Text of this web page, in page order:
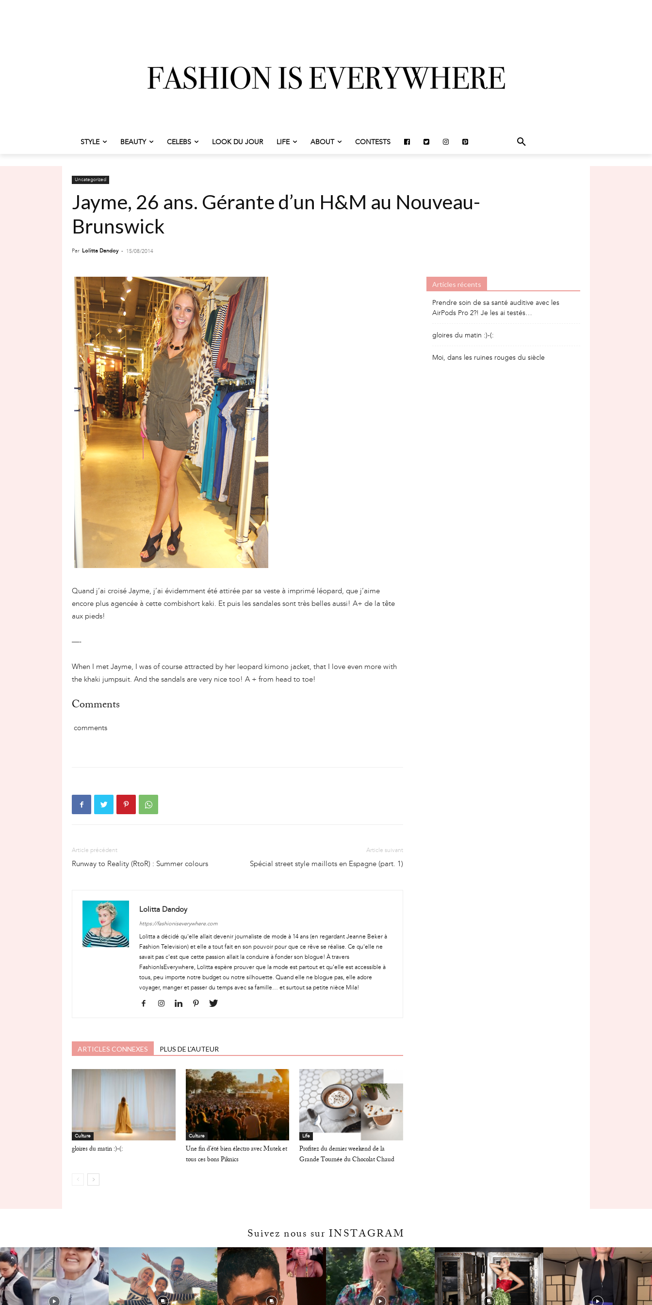
STYLE BEAUTY CELEBS LOOK DU JOUR LIFE ABOUT CONTESTS
Uncategorized
Jayme, 26 ans. Gérante d’un H&M au Nouveau-
Brunswick
Par Lolitta Dandoy - 15/08/2014
Quand j’ai croisé Jayme, j’ai évidemment été attirée par sa veste à imprimé léopard, que j’aime
encore plus agencée à cette combishort kaki. Et puis les sandales sont très belles aussi! A+ de la tête
aux pieds!
—-
When I met Jayme, I was of course attracted by her leopard kimono jacket, that I love even more with
the khaki jumpsuit. And the sandals are very nice too! A + from head to toe!
Comments
comments
Article précédent
Runway to Reality (RtoR) : Summer colours
Article suivant
Spécial street style maillots en Espagne (part. 1)
Lolitta Dandoy
https://fashioniseverywhere.com
Lolitta a décidé qu'elle allait devenir journaliste de mode à 14 ans (en regardant Jeanne Beker à
Fashion Television) et elle a tout fait en son pouvoir pour que ce rêve se réalise. Ce qu'elle ne
savait pas c'est que cette passion allait la conduire à fonder son blogue! À travers
FashionIsEverywhere, Lolitta espère prouver que la mode est partout et qu'elle est accessible à
tous, peu importe notre budget ou notre silhouette. Quand elle ne blogue pas, elle adore
voyager, manger et passer du temps avec sa famille… et surtout sa petite nièce Mila!
ARTICLES CONNEXES PLUS DE L'AUTEUR
Culture
gloires du matin :)-(:
Culture
Une fin d’été bien électro avec Mutek et
tous ces bons Piknics
Life
Profitez du dernier weekend de la
Grande Tournée du Chocolat Chaud
Articles récents
Prendre soin de sa santé auditive avec les
AirPods Pro 2?! Je les ai testés…
gloires du matin :)-(:
Moi, dans les ruines rouges du siècle
Suivez nous sur INSTAGRAM